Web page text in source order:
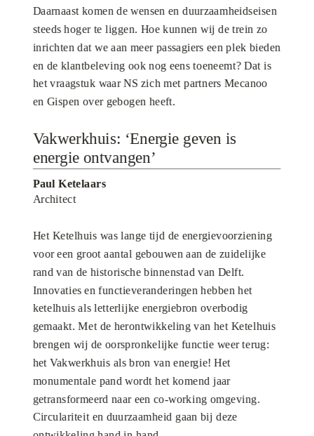
Daarnaast komen de wensen en duurzaamheidseisen
steeds hoger te liggen. Hoe kunnen wij de trein zo
inrichten dat we aan meer passagiers een plek bieden
en de klantbeleving ook nog eens toeneemt? Dat is
het vraagstuk waar NS zich met partners Mecanoo
en Gispen over gebogen heeft.
Vakwerkhuis: ‘Energie geven is
energie ontvangen’
Paul Ketelaars
Architect
Het Ketelhuis was lange tijd de energievoorziening
voor een groot aantal gebouwen aan de zuidelijke
rand van de historische binnenstad van Delft.
Innovaties en functieveranderingen hebben het
ketelhuis als letterlijke energiebron overbodig
gemaakt. Met de herontwikkeling van het Ketelhuis
brengen wij de oorspronkelijke functie weer terug:
het Vakwerkhuis als bron van energie! Het
monumentale pand wordt het komend jaar
getransformeerd naar een co-working omgeving.
Circulariteit en duurzaamheid gaan bij deze